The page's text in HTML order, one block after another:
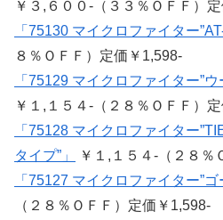
￥３,６００-（３３％ＯＦＦ）
「75130 マイクロファイター”AT-
８％ＯＦＦ）定価￥1,598-
「75129 マイクロファイター”ウ
￥１,１５４-（２８％ＯＦＦ）
「75128 マイクロファイター
タイプ”」
￥１,１５４-（２８％
「75127 マイクロファイター”ゴ
（２８％ＯＦＦ）定価￥1,598-